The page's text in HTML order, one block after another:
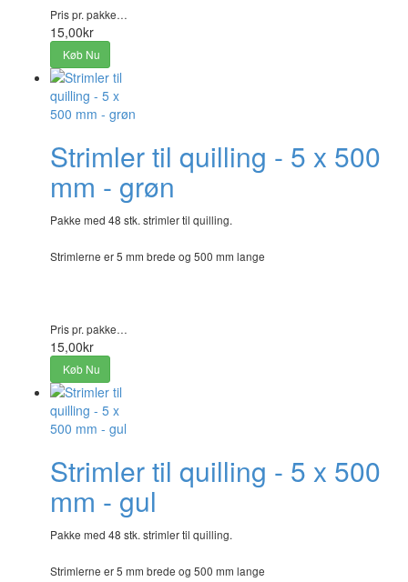
Pris pr. pakke…
15,00kr
Køb Nu
Strimler til quilling - 5 x 500
mm - grøn
Pakke med 48 stk. strimler til quilling.
Strimlerne er 5 mm brede og 500 mm lange
Pris pr. pakke…
15,00kr
Køb Nu
Strimler til quilling - 5 x 500
mm - gul
Pakke med 48 stk. strimler til quilling.
Strimlerne er 5 mm brede og 500 mm lange